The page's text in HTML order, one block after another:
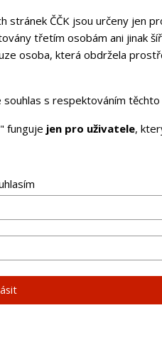
stránek ČČK jsou určeny jen
třetím osobám ani jinak
osoba, která obdržela
s respektováním
funguje jen pro uživatele,